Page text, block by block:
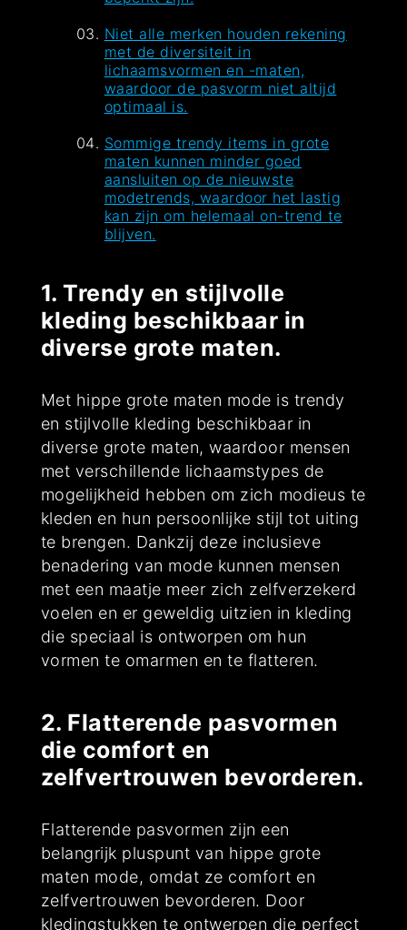
Niet alle merken houden rekening
met de diversiteit in
lichaamsvormen en -maten,
waardoor de pasvorm niet altijd
optimaal is.
Sommige trendy items in grote
maten kunnen minder goed
aansluiten op de nieuwste
modetrends, waardoor het lastig
kan zijn om helemaal on-trend te
blijven.
1. Trendy en stijlvolle
kleding beschikbaar in
diverse grote maten.
Met hippe grote maten mode is trendy
en stijlvolle kleding beschikbaar in
diverse grote maten, waardoor mensen
met verschillende lichaamstypes de
mogelijkheid hebben om zich modieus te
kleden en hun persoonlijke stijl tot uiting
te brengen. Dankzij deze inclusieve
benadering van mode kunnen mensen
met een maatje meer zich zelfverzekerd
voelen en er geweldig uitzien in kleding
die speciaal is ontworpen om hun
vormen te omarmen en te flatteren.
2. Flatterende pasvormen
die comfort en
zelfvertrouwen bevorderen.
Flatterende pasvormen zijn een
belangrijk pluspunt van hippe grote
maten mode, omdat ze comfort en
zelfvertrouwen bevorderen. Door
kledingstukken te ontwerpen die perfect